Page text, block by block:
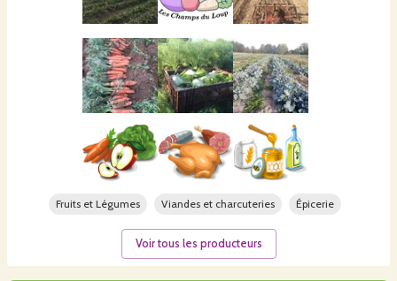
Fruits et Légumes Viandes et charcuteries Épicerie
Voir tous les producteurs